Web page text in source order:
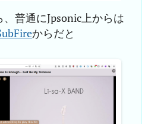
普通にJpsonic上からは
からだと